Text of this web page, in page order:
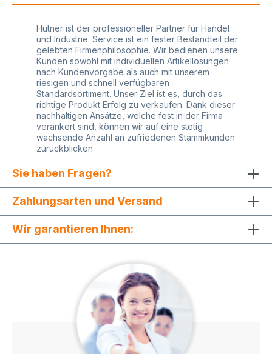
Hutner ist der professioneller Partner für Handel
und Industrie. Service ist ein fester Bestandteil der
gelebten Firmenphilosophie. Wir bedienen unsere
Kunden sowohl mit individuellen Artikellösungen
nach Kundenvorgabe als auch mit unserem
riesigen und schnell verfügbaren
Standardsortiment. Unser Ziel ist es, durch das
richtige Produkt Erfolg zu verkaufen. Dank dieser
nachhaltigen Ansätze, welche fest in der Firma
verankert sind, können wir auf eine stetig
wachsende Anzahl an zufriedenen Stammkunden
zurückblicken.
Sie haben Fragen?
Zahlungsarten und Versand
Wir garantieren Ihnen: